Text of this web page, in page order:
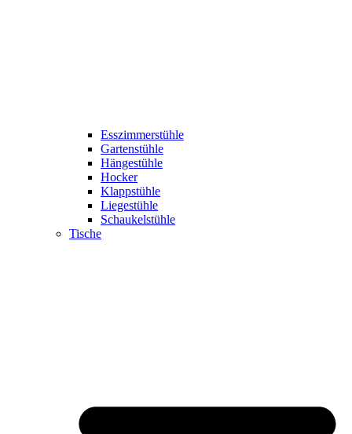
Esszimmerstühle
Gartenstühle
Hängestühle
Hocker
Klappstühle
Liegestühle
Schaukelstühle
Tische